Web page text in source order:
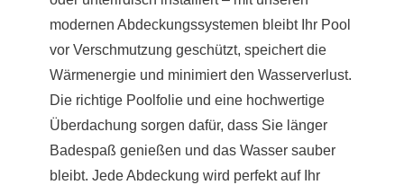
modernen Abdeckungssystemen bleibt Ihr Pool
vor Verschmutzung geschützt, speichert die
Wärmenergie und minimiert den Wasserverlust.
Die richtige Poolfolie und eine hochwertige
Überdachung sorgen dafür, dass Sie länger
Badespaß genießen und das Wasser sauber
bleibt. Jede Abdeckung wird perfekt auf Ihr